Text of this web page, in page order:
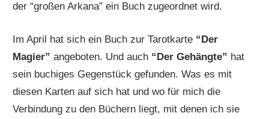
der “großen Arkana” ein Buch zugeordnet wird.
Im April hat sich ein Buch zur Tarotkarte “Der
Magier” angeboten. Und auch “Der Gehängte” hat
sein buchiges Gegenstück gefunden. Was es mit
diesen Karten auf sich hat und wo für mich die
Verbindung zu den Büchern liegt, mit denen ich sie